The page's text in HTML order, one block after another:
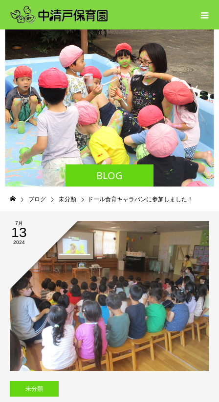
BLOG
ブログ 未分類 ドール食育キャラバンに参加しました！
7月
13
2024
未分類